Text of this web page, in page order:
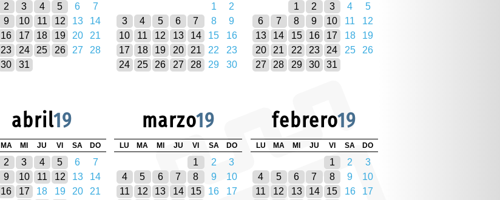
2 3 4 5 6
7
9 10 11 12 13
14
16 17 18 19 20
21
23 24 25 26 27
28
30 31
1
2
3
4 5 6 7 8
9
10
11 12 13 14 15
16
17
18 19 20 21 22
23
24
25 26 27 28 29 30
1 2 3 4
5
6
7 8 9 10 11
12
13
14 15 16 17 18
19
20
21 22 23 24 25
26
27
28 29 30 31
abril19
MA MI JU VI SA DO
2 3 4 5 6
7
9 10 11 12 13
14
16 17 18 19 20
21
marzo19
LU MA MI JU VI SA DO
1 2
3
4
5 6 7 8 9
10
11
12 13 14 15 16
17
febrero19
LU MA MI JU VI SA DO
1 2
3
4
5 6 7 8 9
10
11
12 13 14 15 16
17